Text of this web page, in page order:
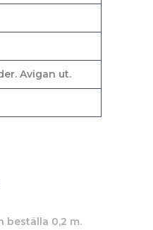
Avigan ut.
beställa 0,2 m.